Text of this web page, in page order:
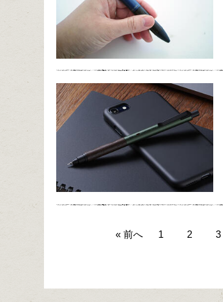
« 前へ 1 2 3